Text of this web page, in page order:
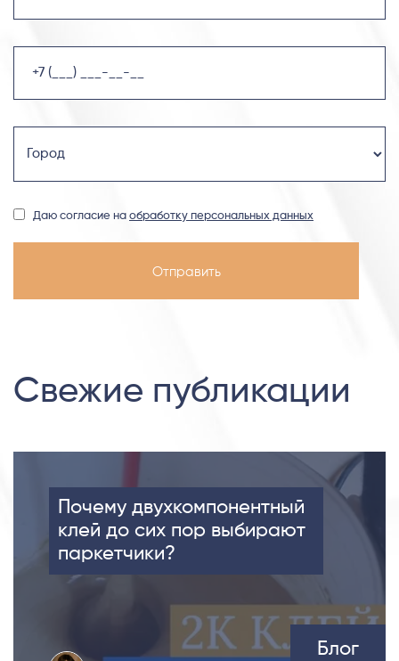
Даю согласие на обработку персональных данных
Свежие публикации
Почему двухкомпонентный
клей до сих пор выбирают
паркетчики?
Блог